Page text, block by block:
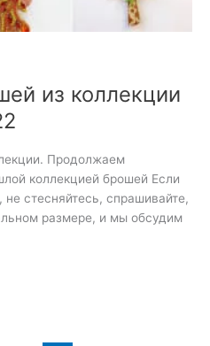
из коллекции
Продолжаем
коллекцией брошей Если
не стесняйтесь, спрашивайте,
размере, и мы обсудим